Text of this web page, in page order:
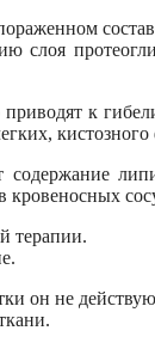
слоя
к
кровеносных
терапии.
он не